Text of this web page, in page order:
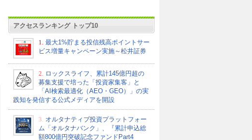
アクセスランキング トップ10
1.
最大1%貯まる投信残高ポイントサー
ビス増量キャンペーン実施～松井証券
2.
ロックスライフ、累計145億円超の
募集支援で培った「投資家集客」と
「AI検索最適化（AEO・GEO）」の実
践知を発信する公式メディアを開設
3. オルタナティブ投資プラットフォー
ム「オルタナバンク」、『累計申込総
額800億円突破記念ファンドPart4